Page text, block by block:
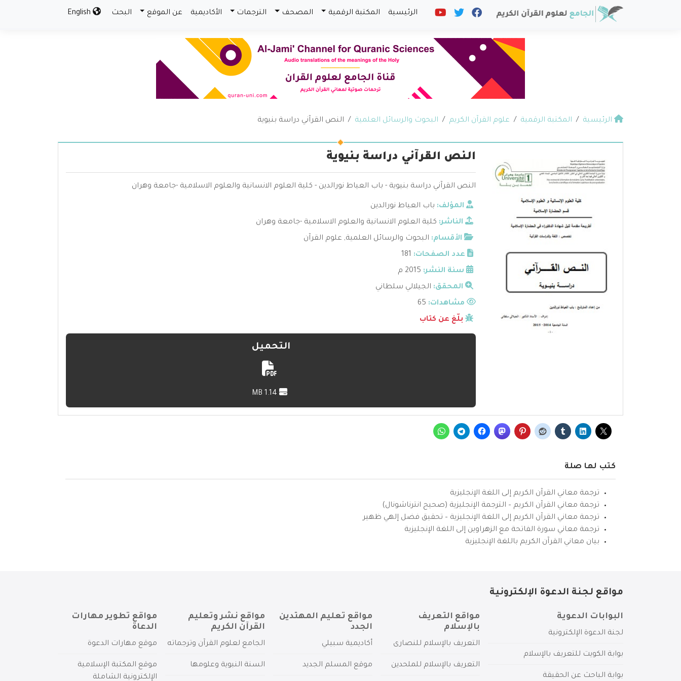
الرئيسية المكتبة الرقمية المصحف الترجمات الأكاديمية عن الموقع البحث
الرئيسية المكتبة الرقمية علوم القرآن الكريم البحوث والرسائل العلمية النص القرآني دراسة بنيوية
النص القرآني دراسة بنيوية
النص القرآني دراسة بنيوية - باب العياط نورالدين - كلية العلوم الانسانية والعلوم الاسلامية -جامعة وهران
المؤلف: باب العياط نورالدين
الناشر: كلية العلوم الانسانية والعلوم الاسلامية -جامعة وهران
الأقسام: البحوث والرسائل العلمية, علوم القرآن
عدد الصفحات: 181
سنة النشر: 2015 م
المحقق: الجيلالي سلطاني
مشاهدات:
بلّغ عن كتاب
التحميل
كتب لها صلة
ترجمة معاني القرآن الكريم إلى اللغة الإنجليزية
ترجمة معاني القرآن الكريم – الترجمة الإنجليزية (صحيح انترناشونال)
ترجمة معاني القرآن الكريم إلى اللغة الإنجليزية – تحقيق فضل إلهي ظهير
ترجمة معاني سورة الفاتحة مع الزهراوين إلى اللغة الإنجليزية
بيان معاني القرآن الكريم باللغة الإنجليزية
مواقع لجنة الدعوة الإلكترونية
البوابات الدعوية
لجنة الدعوة الإلكترونية
بوابة الكويت للتعريف بالإسلام
بوابة الباحث عن الحقيقة
مواقع التعريف
بالإسلام
التعريف بالإسلام للنصارى
التعريف بالإسلام للملحدين
مواقع تعليم المهتدين
الجدد
أكاديمية سبيلي
موقع المسلم الجديد
مواقع نشر وتعليم
القرآن الكريم
الجامع لعلوم القرآن وترجماته
السنة النبوية وعلومها
مواقع تطوير مهارات
الدعاة
موقع مهارات الدعوة
موقع المكتبة الإسلامية
الإلكترونية الشاملة